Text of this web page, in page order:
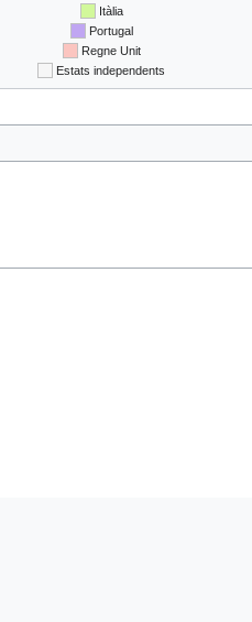
Itàlia
Portugal
Regne Unit
Estats independents